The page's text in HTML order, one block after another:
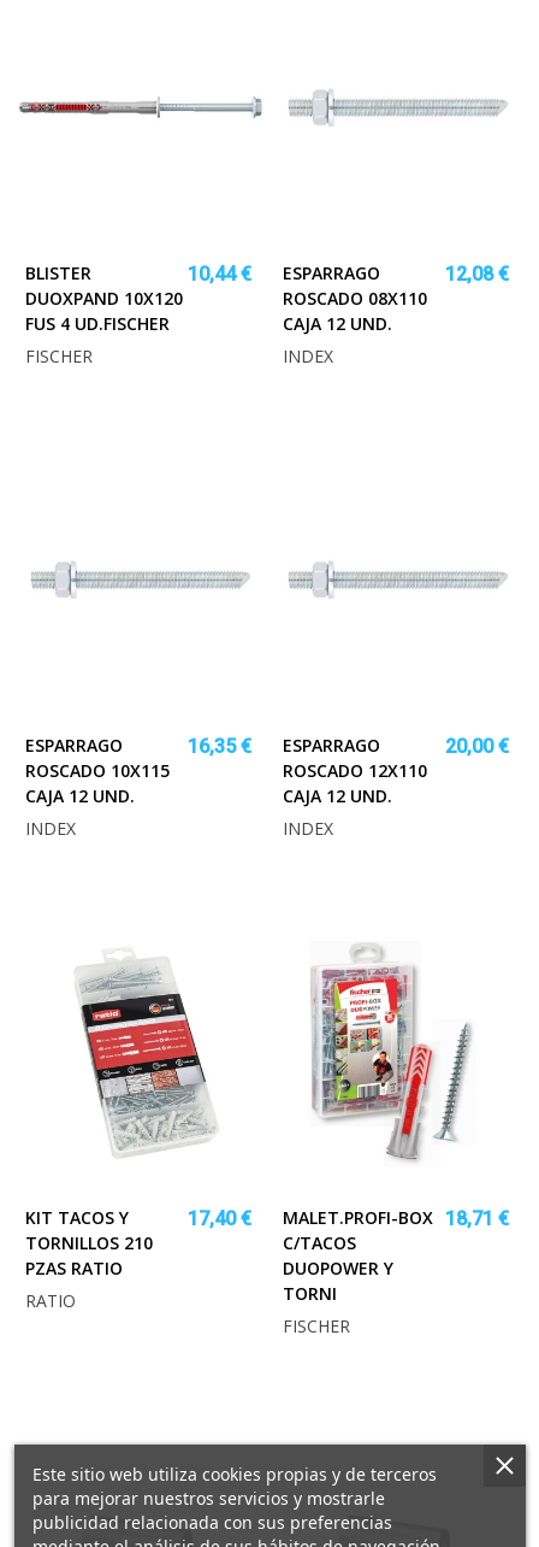
BLISTER
DUOXPAND 10X120
FUS 4 UD.FISCHER
10,44 €
FISCHER
ESPARRAGO
ROSCADO 08X110
CAJA 12 UND.
12,08 €
INDEX
ESPARRAGO
ROSCADO 10X115
CAJA 12 UND.
16,35 €
INDEX
ESPARRAGO
ROSCADO 12X110
CAJA 12 UND.
20,00 €
INDEX
KIT TACOS Y
TORNILLOS 210
PZAS RATIO
17,40 €
RATIO
MALET.PROFI-BOX
C/TACOS
DUOPOWER Y
TORNI
18,71 €
FISCHER
Este sitio web utiliza cookies propias y de terceros
para mejorar nuestros servicios y mostrarle
publicidad relacionada con sus preferencias